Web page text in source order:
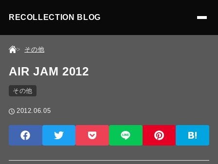
RECOLLECTION BLOG
その他
AIR JAM 2012
その他
2012.06.05